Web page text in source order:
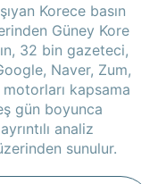
Korece basın
Güney Kore
32 bin gazeteci,
Naver, Zum,
kapsama
gün boyunca
analiz
sunulur.